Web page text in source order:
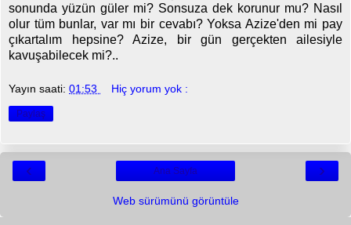
sonunda yüzün güler mi? Sonsuza dek korunur mu? Nasıl
olur tüm bunlar, var mı bir cevabı? Yoksa Azize'den mi pay
çıkartalım hepsine? Azize, bir gün gerçekten ailesiyle
kavuşabilecek mi?..
Yayın saati: 01:53 Hiç yorum yok :
Paylaş
‹ ›
Ana Sayfa
Web sürümünü görüntüle